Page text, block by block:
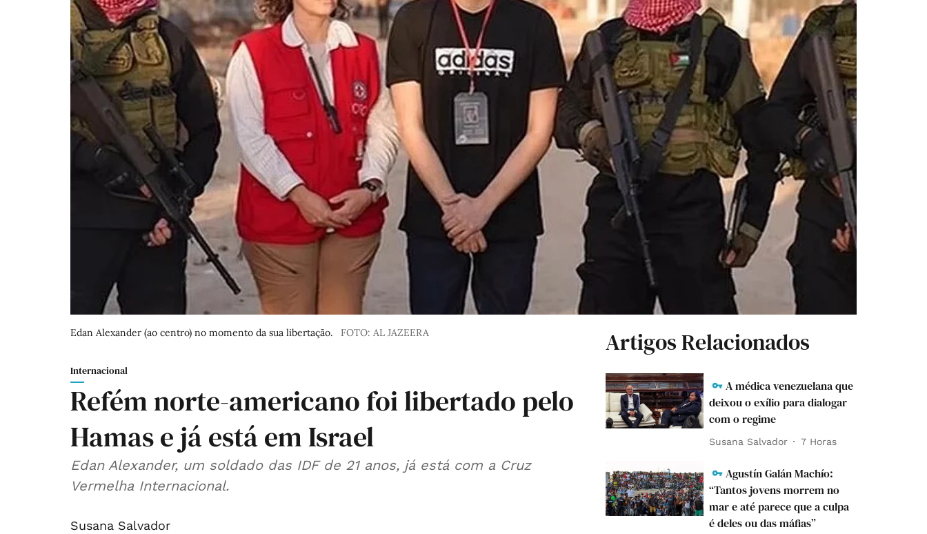
Edan Alexander (ao centro) no momento da sua libertação. FOTO: AL JAZEERA
Internacional
Refém norte-americano foi libertado pelo
Hamas e já está em Israel
Edan Alexander, um soldado das IDF de 21 anos, já está com a Cruz
Vermelha Internacional.
Susana Salvador
Artigos Relacionados
A médica venezuelana que
deixou o exílio para dialogar
com o regime
Susana Salvador 7 Horas
Agustín Galán Machío:
“Tantos jovens morrem no
mar e até parece que a culpa
é deles ou das máfias”